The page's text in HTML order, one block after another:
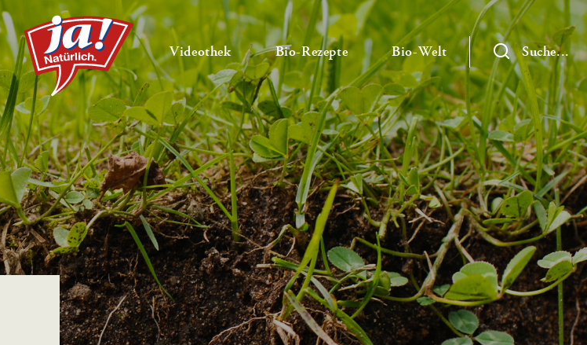
ausklappen Videothek— Untermenü ausklappen
Bio-Rezepte— Untermenü ausklappen
Bio-Welt — UntermenüSuche...